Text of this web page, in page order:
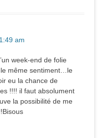
am
week-end de folie
le même sentiment…le
eu la chance de
!!!! il faut absolument
la possibilité de me